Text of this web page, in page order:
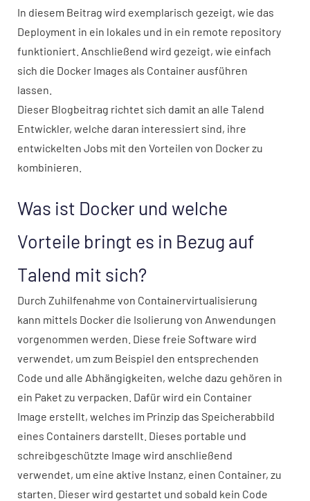
In diesem Beitrag wird exemplarisch gezeigt, wie das
Deployment in ein lokales und in ein remote repository
funktioniert. Anschließend wird gezeigt, wie einfach
sich die Docker Images als Container ausführen
lassen.
Dieser Blogbeitrag richtet sich damit an alle Talend
Entwickler, welche daran interessiert sind, ihre
entwickelten Jobs mit den Vorteilen von Docker zu
kombinieren.
Was ist Docker und welche
Vorteile bringt es in Bezug auf
Talend mit sich?
Durch Zuhilfenahme von Containervirtualisierung
kann mittels Docker die Isolierung von Anwendungen
vorgenommen werden. Diese freie Software wird
verwendet, um zum Beispiel den entsprechenden
Code und alle Abhängigkeiten, welche dazu gehören in
ein Paket zu verpacken. Dafür wird ein Container
Image erstellt, welches im Prinzip das Speicherabbild
eines Containers darstellt. Dieses portable und
schreibgeschützte Image wird anschließend
verwendet, um eine aktive Instanz, einen Container, zu
starten. Dieser wird gestartet und sobald kein Code